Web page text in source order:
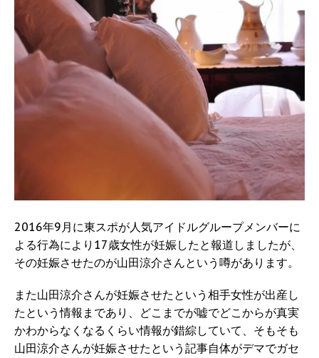
2016年9月に東スポが人気アイドルグループメンバーに
よる行為により17歳女性が妊娠したと報道しましたが、
その妊娠させたのが山田涼介さんという噂があります。
また山田涼介さんが妊娠させたという相手女性が出産し
たという情報まであり、どこまでが嘘でどこからが真実
かわからなくなるくらい情報が錯綜していて、そもそも
山田涼介さんが妊娠させたという記事自体がデマでガセ